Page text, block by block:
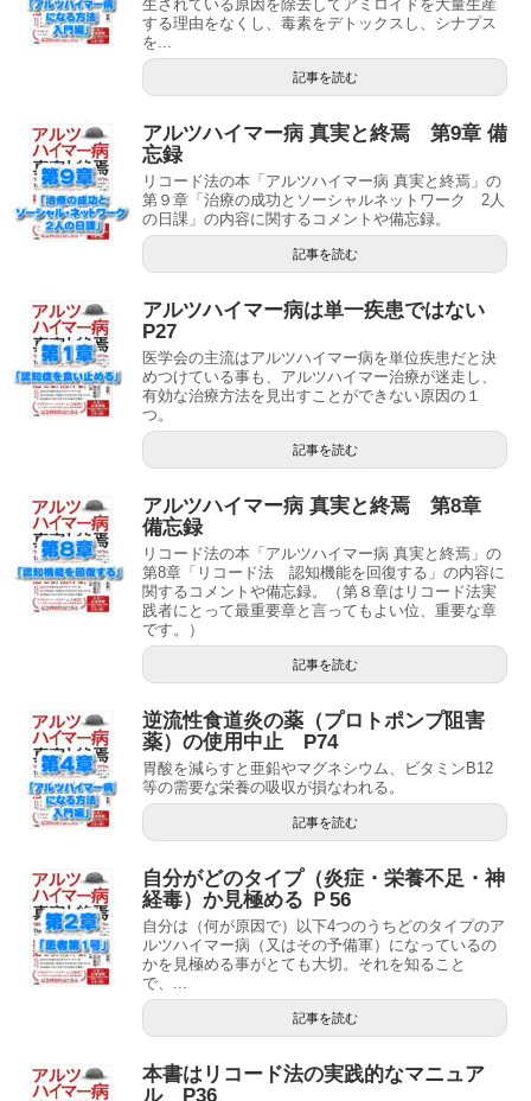
生されている原因を除去してアミロイドを大量生産
する理由をなくし、毒素をデトックスし、シナプス
を...
記事を読む
アルツハイマー病 真実と終焉 第9章 備
忘録
リコード法の本「アルツハイマー病 真実と終焉」の
第９章「治療の成功とソーシャルネットワーク 2人
の日課」の内容に関するコメントや備忘録。
記事を読む
アルツハイマー病は単一疾患ではない
P27
医学会の主流はアルツハイマー病を単位疾患だと決
めつけている事も、アルツハイマー治療が迷走し、
有効な治療方法を見出すことができない原因の１
つ。
記事を読む
アルツハイマー病 真実と終焉 第8章
備忘録
リコード法の本「アルツハイマー病 真実と終焉」の
第8章「リコード法 認知機能を回復する」の内容に
関するコメントや備忘録。（第８章はリコード法実
践者にとって最重要章と言ってもよい位、重要な章
です。）
記事を読む
逆流性食道炎の薬（プロトポンプ阻害
薬）の使用中止 P74
胃酸を減らすと亜鉛やマグネシウム、ビタミンB12
等の需要な栄養の吸収が損なわれる。
記事を読む
自分がどのタイプ（炎症・栄養不足・神
経毒）か見極める Ｐ56
自分は（何が原因で）以下4つのうちどのタイプのア
ルツハイマー病（又はその予備軍）になっているの
かを見極める事がとても大切。それを知ること
で、...
記事を読む
本書はリコード法の実践的なマニュア
ル P36